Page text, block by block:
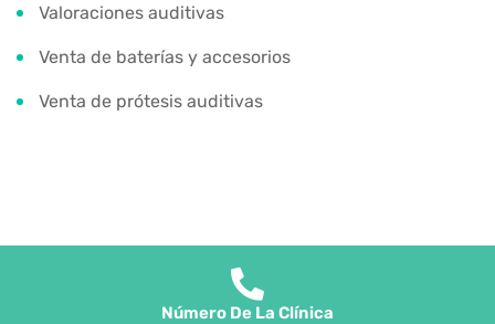
Valoraciones auditivas
Venta de baterías y accesorios
Venta de prótesis auditivas
Número De La Clínica